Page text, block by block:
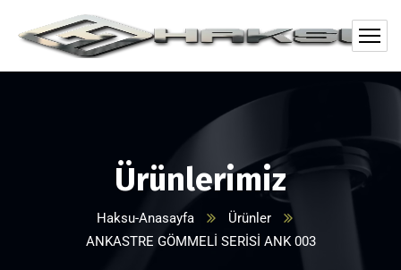
Ürünlerimiz
Haksu-Anasayfa
Ürünler
ANKASTRE GÖMMELİ SERİSİ ANK 003